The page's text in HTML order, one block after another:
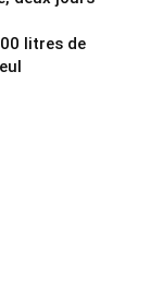
litres de